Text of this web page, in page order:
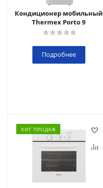
Кондиционер мобильный
Thermex Porto 9
Подробнее
ХИТ ПРОДАЖ